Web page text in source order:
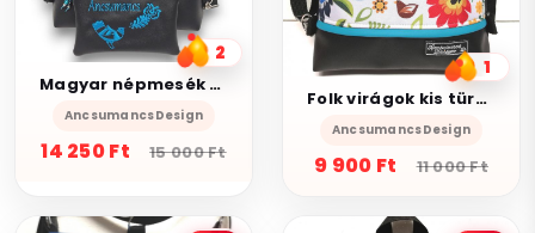
2
Magyar népmesék Hímzett 3in1 hátizsák univerzális táska névreszóló pénztárcával Fekete-türkíz
AncsumancsDesign
14 250 Ft 15 000 Ft
1
Folk virágok kis türkizzel 3in1 női hátizsák univerzális táska
AncsumancsDesign
9 900 Ft 11 000 Ft